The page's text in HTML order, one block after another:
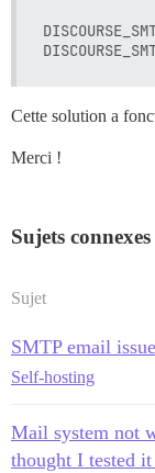
Cette solution a
Merci !
Sujets connexes
Sujet
SMTP email
Self-hosting
Mail system not
thought I tested